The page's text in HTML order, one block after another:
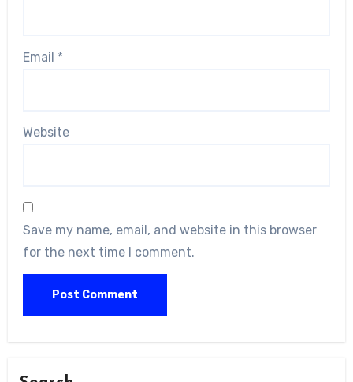
Email *
Website
Save my name, email, and website in this browser
for the next time I comment.